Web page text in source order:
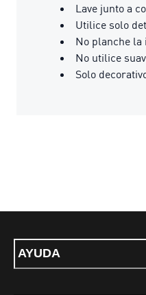
Lave junto a
Utilice solo
No planche la
No utilice
Solo
AYUDA